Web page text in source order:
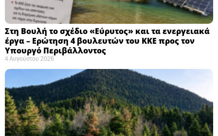
Στη Βουλή το σχέδιο «Εύρυτος» και τα ενεργειακά
έργα – Ερώτηση 4 βουλευτών του ΚΚΕ προς τον
Υπουργό Περιβάλλοντος
4 Αυγούστου 2026